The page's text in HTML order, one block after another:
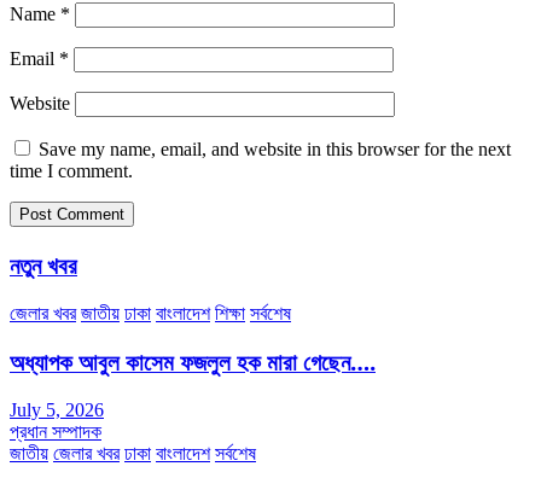
Name *
Email *
Website
Save my name, email, and website in this browser for the next
time I comment.
নতুন খবর
জেলার খবর জাতীয় ঢাকা বাংলাদেশ শিক্ষা সর্বশেষ
অধ্যাপক আবুল কাসেম ফজলুল হক মারা গেছেন….
July 5, 2026
প্রধান সম্পাদক
জাতীয় জেলার খবর ঢাকা বাংলাদেশ সর্বশেষ